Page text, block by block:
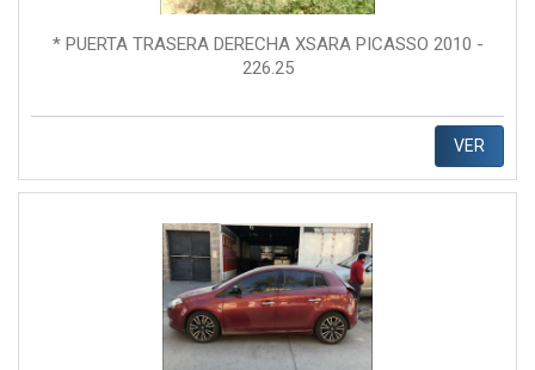
* PUERTA TRASERA DERECHA XSARA PICASSO 2010 -
226.25
VER